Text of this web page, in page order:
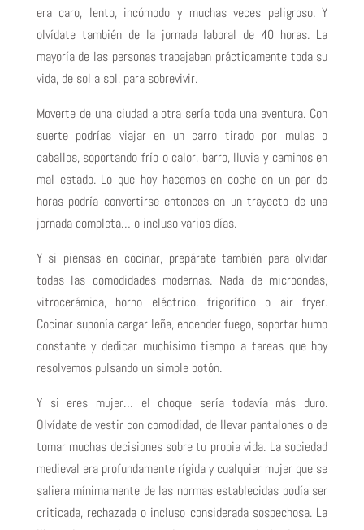
era caro, lento, incómodo y muchas veces peligroso. Y
olvídate también de la jornada laboral de 40 horas. La
mayoría de las personas trabajaban prácticamente toda su
vida, de sol a sol, para sobrevivir.
Moverte de una ciudad a otra sería toda una aventura. Con
suerte podrías viajar en un carro tirado por mulas o
caballos, soportando frío o calor, barro, lluvia y caminos en
mal estado. Lo que hoy hacemos en coche en un par de
horas podría convertirse entonces en un trayecto de una
jornada completa… o incluso varios días.
Y si piensas en cocinar, prepárate también para olvidar
todas las comodidades modernas. Nada de microondas,
vitrocerámica, horno eléctrico, frigorífico o air fryer.
Cocinar suponía cargar leña, encender fuego, soportar humo
constante y dedicar muchísimo tiempo a tareas que hoy
resolvemos pulsando un simple botón.
Y si eres mujer… el choque sería todavía más duro.
Olvídate de vestir con comodidad, de llevar pantalones o de
tomar muchas decisiones sobre tu propia vida. La sociedad
medieval era profundamente rígida y cualquier mujer que se
saliera mínimamente de las normas establecidas podía ser
criticada, rechazada o incluso considerada sospechosa. La